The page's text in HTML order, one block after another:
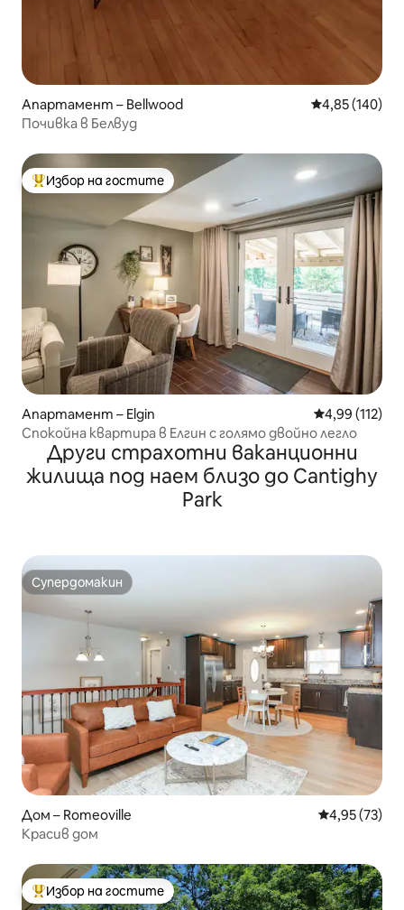
Апартамент – Bellwood Средна
4,85 (140)
Почивка в Белвуд
Най-популярен избор на гостите
Избор на гостите
Апартамент – Elgin Средна
4,99 (112)
Спокойна квартира в Елгин с голямо двойно легло
Други страхотни ваканционни
жилища под наем близо до Cantighy
Park
Супердомакин
Супердомакин
Дом – Romeoville Средна
4,95 (73)
Красив дом
Най-популярен избор на гостите
Избор на гостите